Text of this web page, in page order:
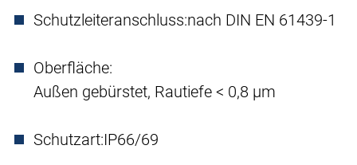
Schutzleiteranschluss:nach DIN EN 61439-1
Oberfläche:
Außen gebürstet, Rautiefe < 0,8 µm
Schutzart:IP66/69